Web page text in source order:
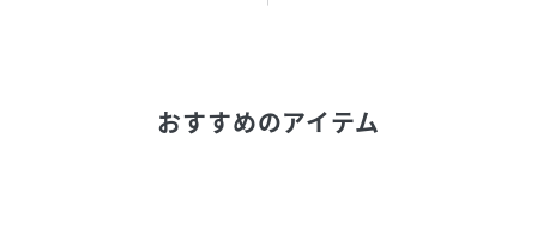
おすすめのアイテム